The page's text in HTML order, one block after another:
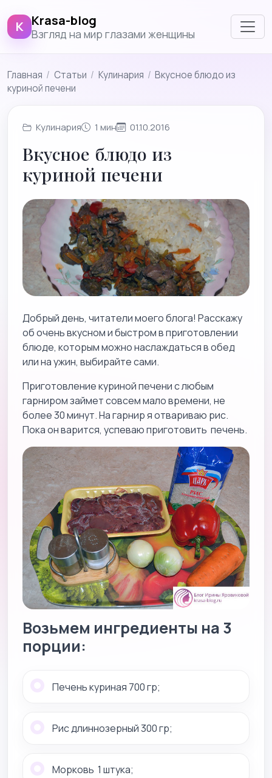
K Krasa-blog
Взгляд на мир глазами женщины
Главная / Cтатьи / Кулинария / Вкусное блюдо из
куриной печени
Кулинария 1 мин 01.10.2016
Вкусное блюдо из
куриной печени
Добрый день, читатели моего блога! Расскажу
об очень вкусном и быстром в приготовлении
блюде, которым можно наслаждаться в обед
или на ужин, выбирайте сами.
Приготовление куриной печени с любым
гарниром займет совсем мало времени, не
более 30 минут. На гарнир я отвариваю рис.
Пока он варится, успеваю приготовить печень.
Возьмем ингредиенты на 3
порции:
Печень куриная 700 гр;
Рис длиннозерный 300 гр;
Морковь 1 штука;